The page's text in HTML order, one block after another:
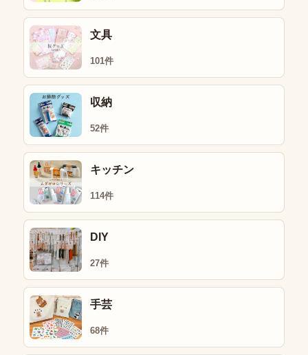
文具
101件
収納
52件
キッチン
114件
DIY
27件
手芸
68件